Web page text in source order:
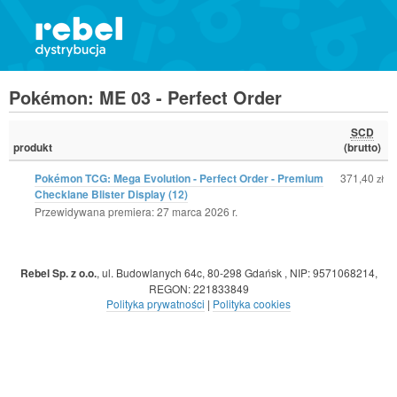
Pokémon: ME 03 - Perfect Order
produkt
SCD
(brutto)
Pokémon TCG: Mega Evolution - Perfect Order - Premium
Checklane Blister Display (12)
Przewidywana premiera: 27 marca 2026 r.
371,40 zł
Rebel Sp. z o.o., ul. Budowlanych 64c, 80-298 Gdańsk, NIP: 9571068214,
REGON: 221833849
Polityka prywatności | Polityka cookies